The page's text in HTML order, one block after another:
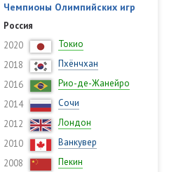
Чемпионы Олимпийских игр
Россия
2020
Токио
2018
Пхёнчхан
2016
Рио-де-Жанейро
2014
Сочи
2012
Лондон
2010
Ванкувер
2008
Пекин